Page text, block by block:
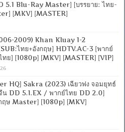
5.1 Blu-Ray Master] [บรรยาย: ไทย-
[MKV] [MASTER]
2009) Khan Kluay 1-2
ไทย+อังกฤษ] HDTV.AC-3 [พากย์
ทย] [1080p] [MKV] [MASTER] [VIP]
HQ] Sakra (2023) เฉียวฟง จอมยุทธ์
น DD 5.1.EX / พากย์ไทย DD 2.0]
ฤษ Master] [1080p] [MKV]